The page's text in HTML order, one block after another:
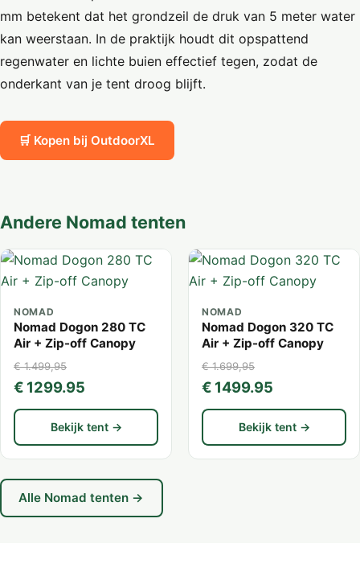
mm betekent dat het grondzeil de druk van 5 meter water
kan weerstaan. In de praktijk houdt dit opspattend
regenwater en lichte buien effectief tegen, zodat de
onderkant van je tent droog blijft.
🛒 Kopen bij OutdoorXL
Andere Nomad tenten
NOMAD
Nomad Dogon 280 TC
Air + Zip-off Canopy
€ 1.499,95
€ 1299.95
Bekijk tent →
NOMAD
Nomad Dogon 320 TC
Air + Zip-off Canopy
€ 1.699,95
€ 1499.95
Bekijk tent →
Alle Nomad tenten →